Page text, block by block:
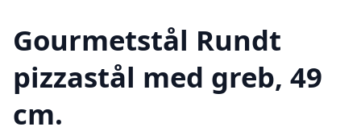
Gourmetstål Rundt
pizzastål med greb, 49
cm.